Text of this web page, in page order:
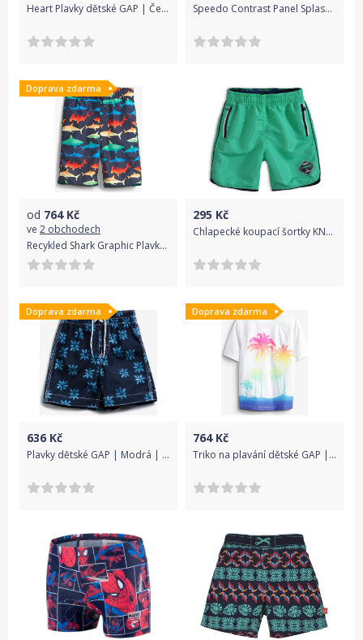
Heart Plavky dětské GAP | Černá | Dívčí | M Speedo Contrast Panel Splashback - watermelon/spearmint/violet 128
Doprava zdarma
od 764Kč
ve 2 obchodech
Recykled Shark Graphic Plavky dětské GAP | Modrá Vícebarevná | Chlapecké | XS
295 Kč
Chlapecké koupací šortky KNOT SO BAD DANGER zelené Velikost: 140
Doprava zdarma
636 Kč
Plavky dětské GAP | Modrá | Chlapecké | 5 let
Doprava zdarma
764Kč
Triko na plavání dětské GAP | Bílá | Chlapecké | 12-18 měsíců